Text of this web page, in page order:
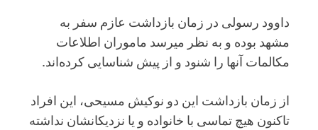
داوود رسولی در زمان بازداشت عازم سفر به
مشهد بوده و به نظر می‎رسد ماموران اطلاعات
مکالمات آن‎ها را شنود و از پیش شناسایی کرده‌اند.
از زمان بازداشت این دو نوکیش مسیحی، این افراد
تاکنون هیچ تماسی با خانواده و یا نزدیکانشان نداشته